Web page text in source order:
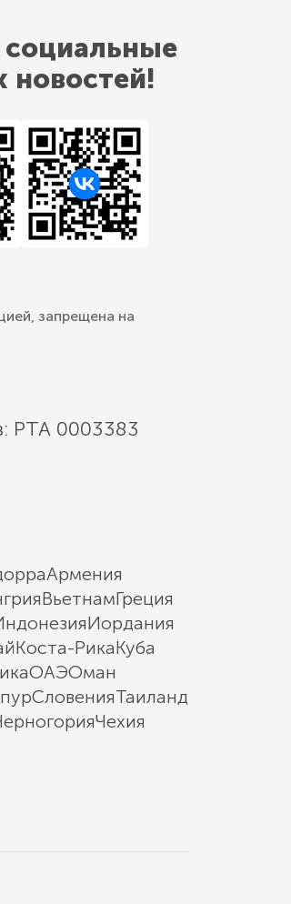
новостей!
запрещена на
РТА 0003383
Армения
ВьетнамГреция
Иордания
Коста-РикаКуба
ОАЭОман
СловенияТаиланд
Чехия